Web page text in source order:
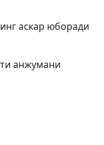
аскар юборади
анжумани